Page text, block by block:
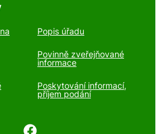
Popis úřadu
Povinně zveřejňované
informace
Poskytování informací,
příjem podání